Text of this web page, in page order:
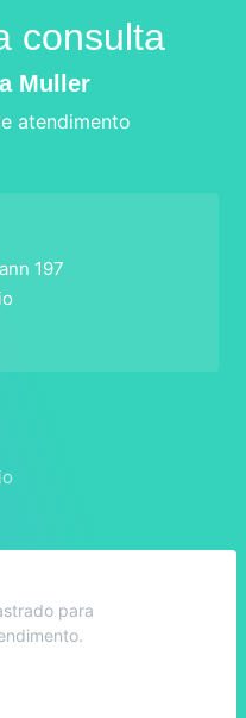
consulta
Muller
atendimento
197
para